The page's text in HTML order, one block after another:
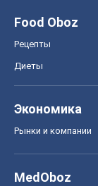
Food Oboz
Рецепты
Диеты
Экономика
Рынки и компании
MedOboz